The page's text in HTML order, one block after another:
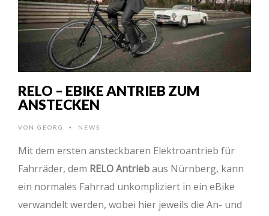
RELO – EBIKE ANTRIEB ZUM
ANSTECKEN
VON GEORG • NEWS
Mit dem ersten ansteckbaren Elektroantrieb für
Fahrräder, dem RELO Antriebaus Nürnberg, kann
ein normales Fahrrad unkompliziert in ein eBike
verwandelt werden, wobei hier jeweils die An- und